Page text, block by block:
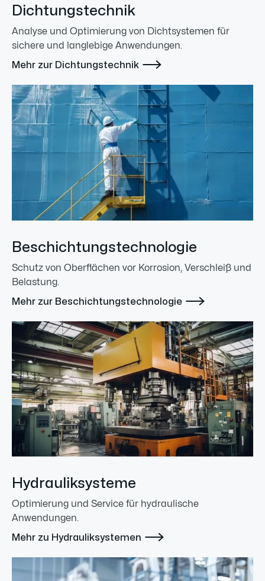
Dichtungstechnik
Analyse und Optimierung von Dichtsystemen für
sichere und langlebige Anwendungen.
Mehr zur Dichtungstechnik 
Beschichtungstechnologie
Schutz von Oberflächen vor Korrosion, Verschleiß und
Belastung.
Mehr zur Beschichtungstechnologie 
Hydrauliksysteme
Optimierung und Service für hydraulische
Anwendungen.
Mehr zu Hydrauliksystemen 